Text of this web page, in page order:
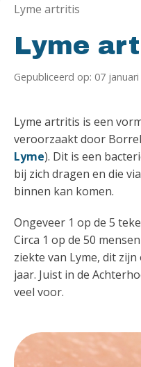
Lyme artritis
Lyme
Gepubliceerd op: 07
Lyme artritis is een
veroorzaakt door
Lyme). Dit is een
bij zich dragen en die
binnen kan komen.
Ongeveer 1 op de 5
Circa 1 op de 50
ziekte van Lyme, dit
jaar. Juist in de
veel voor.